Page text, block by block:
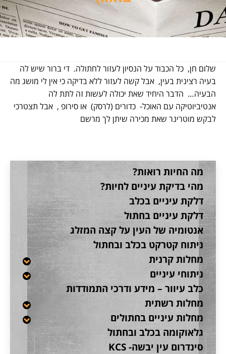
שלום חן, כל הכבוד על הנסיון לעזור לחתולה. די ברור שיש לה
בעיה רצינית בעין, אבל קשה לעזור ללא בדיקה כי אין לי מושג מה
הבעיה… הדבר היחיד שאת יכולה לעשות זה לתת לה
אנטיביוטיקה עם האוכל- כדורים (לרסק) או סירופ , אבל תצטרכי
לבקש מוטרינר שאת מכירה שיתן לך מרשם
מה החיות רואות?
מהי בדיקת עיניים לחיות?
דלקת עיניים בכלב
דלקת עיניים בחתול
אנטומיה של העין על קצה המזלג
ניתוח קטרקט בכלב ובחתול
מחלות קרנית
ניתוחי עיניים
כלב עיוור – מידע ודרכי התמודדות
מחלות רשתית
מחלות עיניים בחתולים
גלאוקומה בכלב ובחתול
סינדרום עין יבשה- KCS